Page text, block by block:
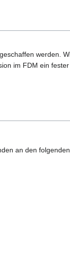
werden.
im FDM ein
an den